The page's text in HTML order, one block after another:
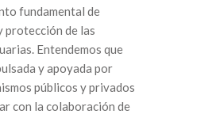
fundamental de
protección de las
Entendemos que
y apoyada por
públicos y privados
con la colaboración de